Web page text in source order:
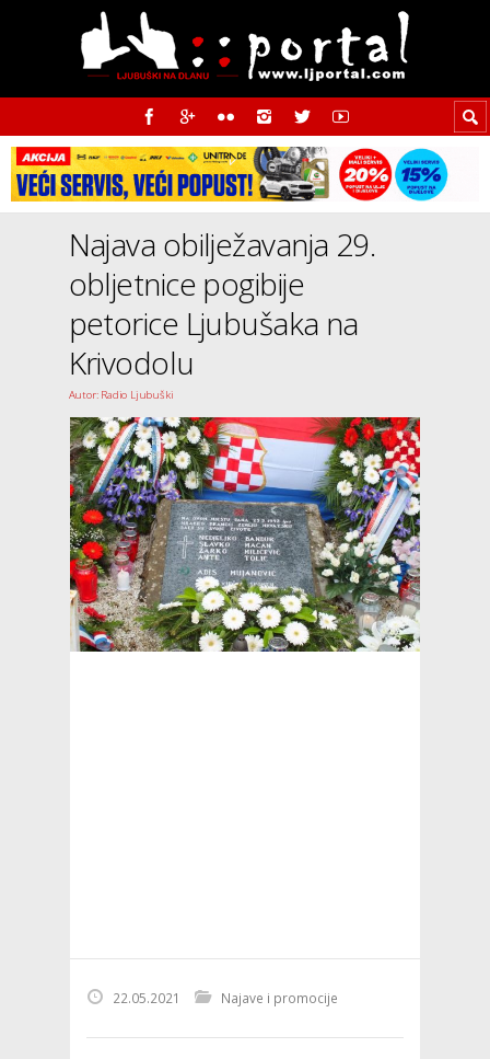
Najava obilježavanja 29.
obljetnice pogibije
petorice Ljubušaka na
Krivodolu
Autor: Radio Ljubuški
22.05.2021 Najave i promocije